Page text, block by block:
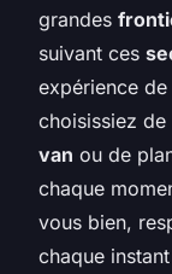
grandes
suivant ces
expérience de
choisissiez
van ou de
chaque
vous bien,
chaque